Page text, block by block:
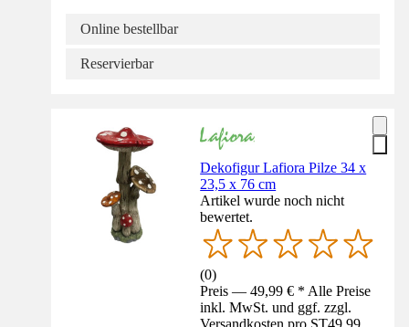
Online bestellbar
Reservierbar
Dekofigur Lafiora Pilze 34 x
23,5 x 76 cm
Artikel wurde noch nicht
bewertet.
(0)
Preis — 49,99 € * Alle Preise
inkl. MwSt. und ggf. zzgl.
Versandkosten pro ST49,99